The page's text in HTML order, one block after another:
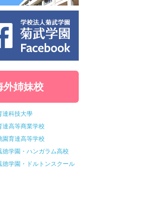
外姉妹校
達科技大學
達高等商業学校
園育達高等学校
徳学園・ハンガラム高校
徳学園・ドルトンスクール